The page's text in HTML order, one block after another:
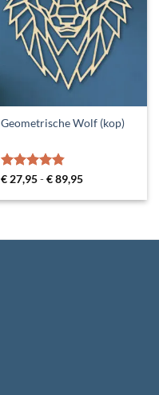
Geometrische Wolf (kop)
Gewaardeerd
€ 27,95-€89,95Prijsklasse:
tot